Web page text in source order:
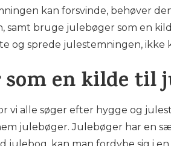
kan forsvinde, behøver
samt bruge julebøger som en
og sprede julestemningen, ikke
som en kilde til
vi alle søger efter hygge og
julebøger. Julebøger har en